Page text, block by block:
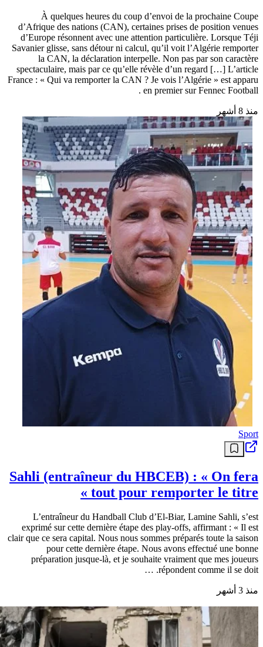
À quelques heures du coup d’envoi de la prochaine Coupe
d’Afrique des nations (CAN), certaines prises de position venues
d’Europe résonnent avec une attention particulière. Lorsque Téji
Savanier glisse, sans détour ni calcul, qu’il voit l’Algérie remporter
la CAN, la déclaration interpelle. Non pas par son caractère
spectaculaire, mais par ce qu’elle révèle d’un regard […] L’article
France : « Qui va remporter la CAN ? Je vois l’Algérie » est apparu
en premier sur Fennec Football .
منذ 8 أشهر
Sport
Sahli (entraîneur du HBCEB) : « On fera
tout pour remporter le titre »
L’entraîneur du Handball Club d’El-Biar, Lamine Sahli, s’est
exprimé sur cette dernière étape des play-offs, affirmant : « Il est
clair que ce sera capital. Nous nous sommes préparés toute la saison
pour cette dernière étape. Nous avons effectué une bonne
préparation jusque-là, et je souhaite vraiment que mes joueurs
répondent comme il se doit. …
منذ 3 أشهر